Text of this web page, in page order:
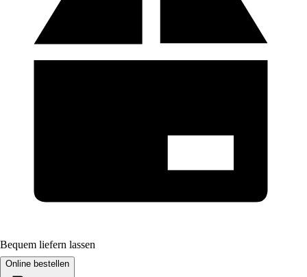
Bequem liefern lassen
Online bestellen